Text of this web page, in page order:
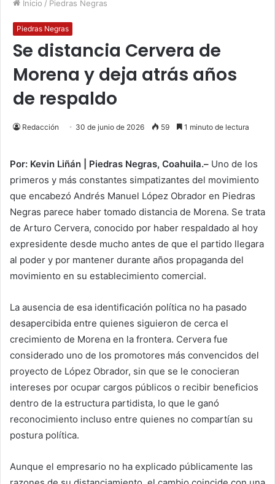
Inicio / Piedras Negras
Piedras Negras
Se distancia Cervera de
Morena y deja atrás años
de respaldo
Redacción 30 de junio de 2026 59 1 minuto de lectura
Por: Kevin Liñán | Piedras Negras, Coahuila.– Uno de los
primeros y más constantes simpatizantes del movimiento
que encabezó Andrés Manuel López Obrador en Piedras
Negras parece haber tomado distancia de Morena. Se trata
de Arturo Cervera, conocido por haber respaldado al hoy
expresidente desde mucho antes de que el partido llegara
al poder y por mantener durante años propaganda del
movimiento en su establecimiento comercial.
La ausencia de esa identificación política no ha pasado
desapercibida entre quienes siguieron de cerca el
crecimiento de Morena en la frontera. Cervera fue
considerado uno de los promotores más convencidos del
proyecto de López Obrador, sin que se le conocieran
intereses por ocupar cargos públicos o recibir beneficios
dentro de la estructura partidista, lo que le ganó
reconocimiento incluso entre quienes no compartían su
postura política.
Aunque el empresario no ha explicado públicamente las